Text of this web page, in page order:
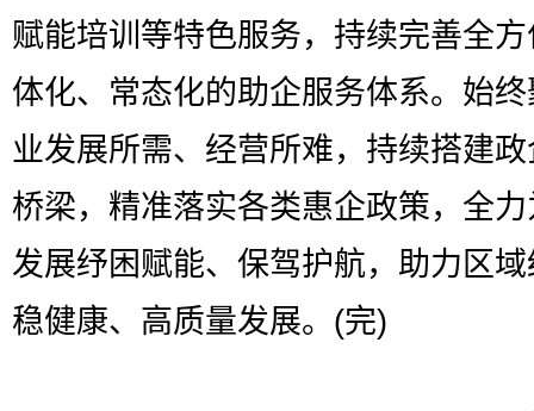
赋能培训等特色服务，持续完善全
体化、常态化的助企服务体系。始
业发展所需、经营所难，持续搭建
桥梁，精准落实各类惠企政策，全
发展纾困赋能、保驾护航，助力区
稳健康、高质量发展。(完)